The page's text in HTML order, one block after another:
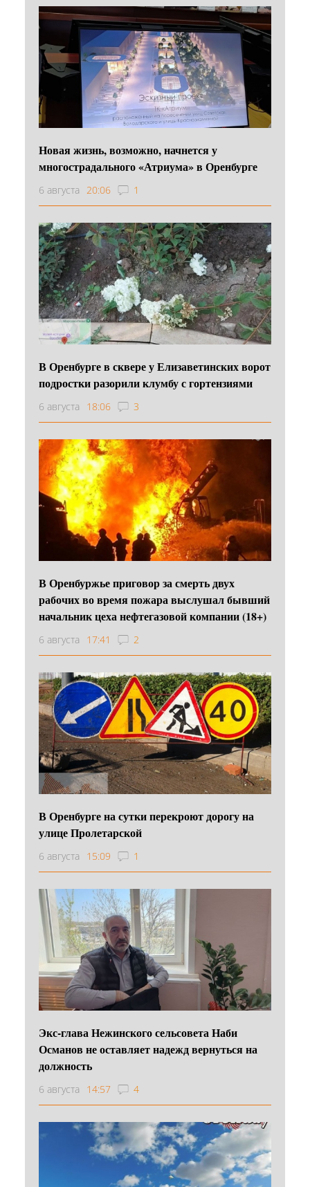
Новая жизнь, возможно, начнется у
многострадального «Атриума» в Оренбурге
6 августа 20:06 1
В Оренбурге в сквере у Елизаветинских ворот
подростки разорили клумбу с гортензиями
6 августа 18:06 3
В Оренбуржье приговор за смерть двух
рабочих во время пожара выслушал бывший
начальник цеха нефтегазовой компании (18+)
6 августа 17:41 2
В Оренбурге на сутки перекроют дорогу на
улице Пролетарской
6 августа 15:09 1
Экс-глава Нежинского сельсовета Наби
Османов не оставляет надежд вернуться на
должность
6 августа 14:57 4